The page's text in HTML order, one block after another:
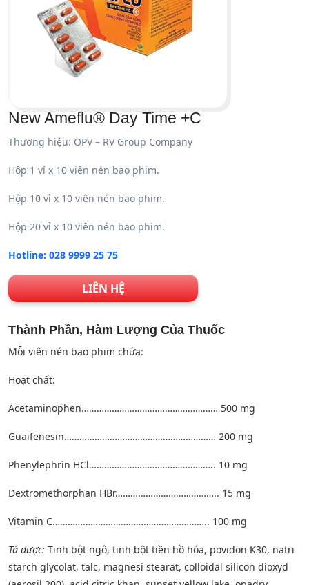
New Ameflu® Day Time +C
Thương hiệu: OPV – RV Group Company
Hộp 1 vỉ x 10 viên nén bao phim.
Hộp 10 vỉ x 10 viên nén bao phim.
Hộp 20 vỉ x 10 viên nén bao phim.
Hotline: 028 9999 25 75
LIÊN HỆ
Thành Phần, Hàm Lượng Của Thuốc
Mỗi viên nén bao phim chứa:
Hoạt chất:
Acetaminophen……………………………………………… 500 mg
Guaifenesin…………………………………………………… 200 mg
Phenylephrin HCl………………………………………….. 10 mg
Dextromethorphan HBr………………………………….. 15 mg
Vitamin C…………………………………………………….. 100 mg
Tá dược: Tinh bột ngô, tinh bột tiền hồ hóa, povidon K30, natri
starch glycolat, talc, magnesi stearat, colloidal silicon dioxyd